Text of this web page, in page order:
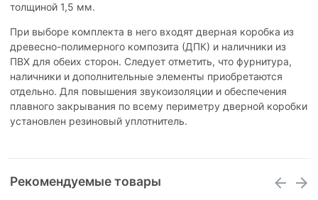
толщиной 1,5 мм.
При выборе комплекта в него входят дверная коробка из
древесно-полимерного композита (ДПК) и наличники из
ПВХ для обеих сторон. Следует отметить, что фурнитура,
наличники и дополнительные элементы приобретаются
отдельно. Для повышения звукоизоляции и обеспечения
плавного закрывания по всему периметру дверной коробки
установлен резиновый уплотнитель.
Рекомендуемые товары